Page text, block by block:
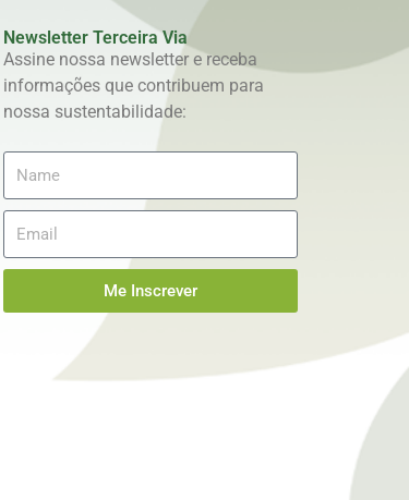
Newsletter Terceira Via
Assine nossa newsletter e receba
informações que contribuem para
nossa sustentabilidade:
Me Inscrever